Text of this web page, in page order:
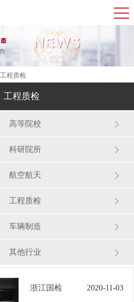
工程质检
工程质检
高等院校
科研院所
航空航天
工程质检
车辆制造
其他行业
浙江国检 2020-11-03